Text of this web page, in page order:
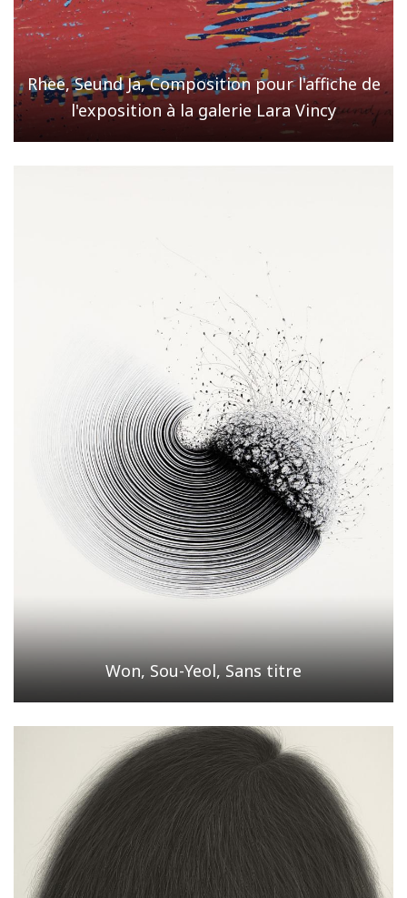
Rhee, Seund Ja, Composition pour l'affiche de
l'exposition à la galerie Lara Vincy
Won, Sou-Yeol, Sans titre